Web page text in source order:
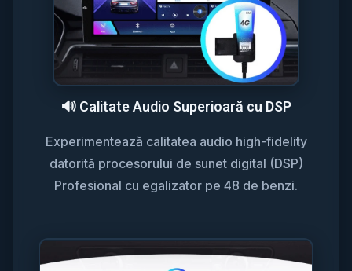
🔊 Calitate Audio Superioară cu DSP
Experimentează calitatea audio high-fidelity
datorită procesorului de sunet digital (DSP)
Profesional cu egalizator pe 48 de benzi.